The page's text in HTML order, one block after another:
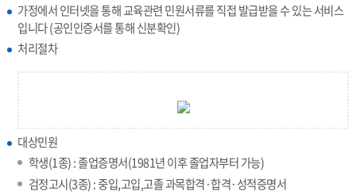
가정에서 인터넷을 통해 교육관련 민원서류를 직접 발급받을 수 있는 서비스
입니다 (공인인증서를 통해 신분확인)
처리절차
대상민원
학생(1종) : 졸업증명서(1981년 이후 졸업자부터 가능)
검정고시(3종) : 중입,고입,고졸 과목합격·합격·성적증명서